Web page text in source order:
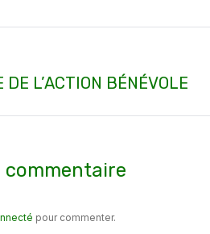
DE L’ACTION BÉNÉVOLE
commentaire
pour commenter.